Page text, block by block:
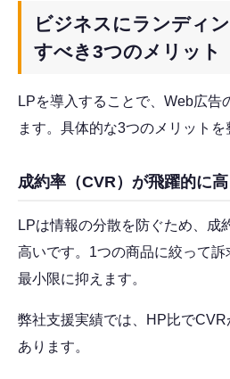
ビジネスにランディ
すべき3つのメリット
LPを導入することで、Web広告
ます。具体的な3つのメリットを
成約率（CVR）が飛躍的に
LPは情報の分散を防ぐため、成
高いです。1つの商品に絞って
最小限に抑えます。
弊社支援実績では、HP比で
あります。